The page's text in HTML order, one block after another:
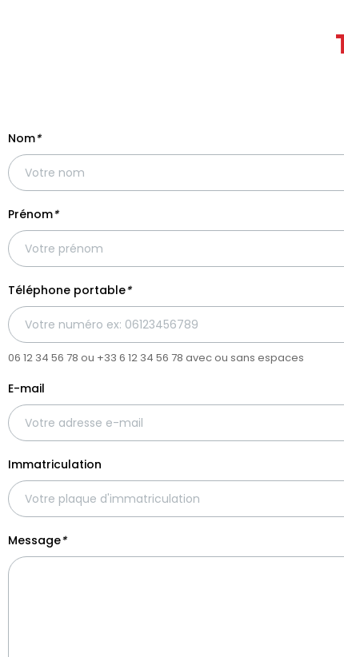
Nom*
Prénom*
Téléphone portable*
06 12 34 56 78 ou +33 6 12 34 56 78 avec ou sans espaces
E-mail
Immatriculation
Message*